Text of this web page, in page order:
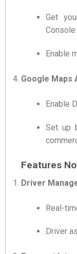
Get
Console
Enable
Google Maps
Enable
Set up
Features
Driver
Real-
Driver